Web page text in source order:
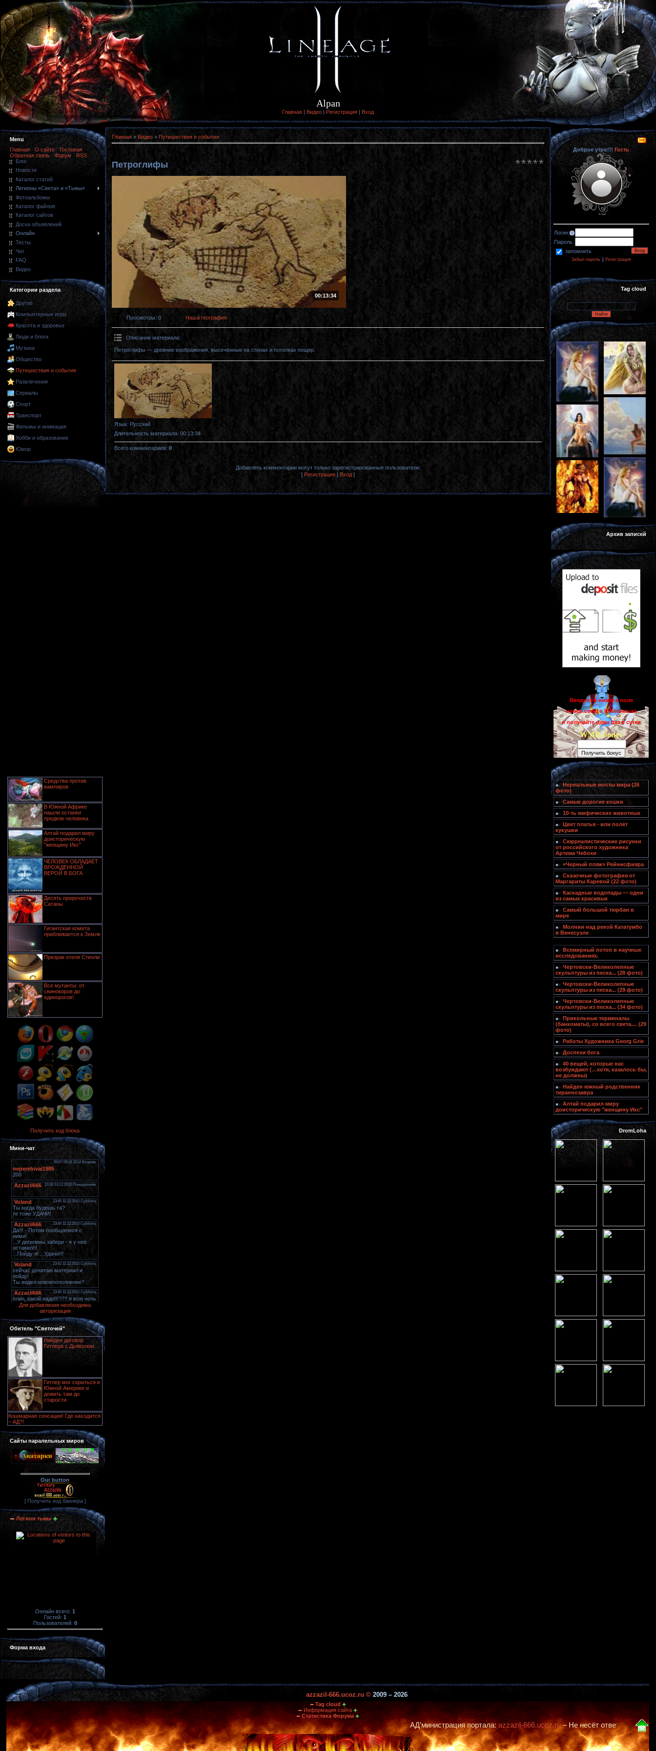
Alpan
Главная | Видео | Регистрация | Вход
Menu
Главная
О сайте
Гостевая
Обратная связь
Форум
RSS
Блог
Новости
Каталог статей
Легионы «Света» и «Тьмы»
Фотоальбомы
Каталог файлов
Каталог сайтов
Доска объявлений
Онлайн
Тесты
Чат
FAQ
Видео
Категории раздела
Другое
Компьютерные игры
Красота и здоровье
Люди и блоги
Музыка
Общество
Путешествия и события
Развлечения
Сериалы
Спорт
Транспорт
Фильмы и анимация
Хобби и образование
Юмор
Средства против
вампиров
В Южной Африке
нашли останки
предков человека
Алтай подарил миру
доисторическую
"женщину Икс"
ЧЕЛОВЕК ОБЛАДАЕТ
ВРОЖДЕННОЙ
ВЕРОЙ В БОГА
Десять пророчеств
Сатаны
Гигантская комета
приближается к Земле
Призрак отеля Стенли
Все мутанты: от
свинокоров до
единорогов!
Получить код блока
Мини-чат
Для добавления необходима
авторизация
Обитель "Светочей"
Найден договор
Гитлера с Дьяволом
Гитлер мог скрыться в
Южной Америке и
дожить там до
старости.
Кошмарная сенсация! Где находится
– АД?!
Сайты паралельных миров
Our button
[ Получить код баннера ]
Легион тьмы
Онлайн всего: 1
Гостей: 1
Пользователей: 0
Форма входа
Главная » Видео » Путешествия и события
Петроглифы
00:13:34
Просмотры: 0 Наша география
Описание материала:
Петроглифы — древние изображения, высеченные на стенах и потолках пещер.
Язык: Русский
Длительность материала: 00:13:34
Всего комментариев: 0
Добавлять комментарии могут только зарегистрированные пользователи.
[ Регистрация | Вход ]
Доброе утро!!! Гость
Логин:
Пароль:
запомнить
Забыл пароль|| Регистрация
Tag cloud
Архив записей
Введите в нижнее поле
номер своего R-Кошелька
и получайте один раз в сутки
WMR-бонус
Нереальные мосты мира (26
фото)
Самые дорогие кошки
10-ть мифических животных
Цвет платья - или полёт
кукушки
Сюрреалистические рисунки
от российского художника
Артема Чебохи
«Черный пляж» Рейнисфияра
Сказочные фотография от
Маргариты Каревой (22 фото)
Каскадные водопады — одни
из самых красивых
Самый большой тюрбан в
мире
Молнии над рекой Кататумбо
в Венесуэле
Всемирный потоп в научных
исследованиях.
Чертовски-Великолепные
скульптуры из песка... (28 фото)
Чертовски-Великолепные
скульптуры из песка... (29 фото)
Чертовски-Великолепные
скульптуры из песка... (34 фото)
Прикольные терминалы
(банкоматы), со всего света.... (29
фото)
Работы Художника Georg Grie
Доспехи бога
40 вещей, которые нас
возбуждают (…хотя, казалось бы,
не должны)
Найден южный родственник
тираннозавра
Алтай подарил миру
доисторическую "женщину Икс"
DromLoha
azzazil-666.ucoz.ru ©2009 – 2026
Tag cloud
Информация сайта
Статистика Форума
АД’министрация портала:azzazil-666.ucoz.ru– Не несёт ответственности за